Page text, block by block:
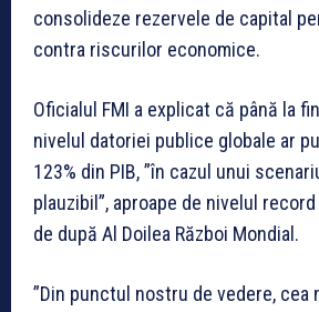
consolideze rezervele de capital
contra riscurilor economice.
Oficialul FMI a explicat că până la
nivelul datoriei publice globale ar
123% din PIB, ”în cazul unui
plauzibil”, aproape de nivelul
de după Al Doilea Război Mondial.
”Din punctul nostru de vedere, cea